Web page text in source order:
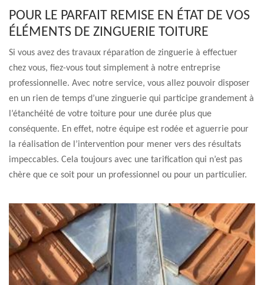
POUR LE PARFAIT REMISE EN ÉTAT DE VOS
ÉLÉMENTS DE ZINGUERIE TOITURE
Si vous avez des travaux réparation de zinguerie à effectuer
chez vous, fiez-vous tout simplement à notre entreprise
professionnelle. Avec notre service, vous allez pouvoir disposer
en un rien de temps d’une zinguerie qui participe grandement à
l’étanchéité de votre toiture pour une durée plus que
conséquente. En effet, notre équipe est rodée et aguerrie pour
la réalisation de l’intervention pour mener vers des résultats
impeccables. Cela toujours avec une tarification qui n’est pas
chère que ce soit pour un professionnel ou pour un particulier.